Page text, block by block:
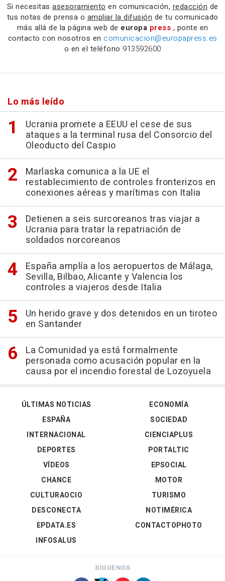
Si necesitas asesoramiento en comunicación, redacción de
tus notas de prensa o ampliar la difusión de tu comunicado
más allá de la página web de europa press , ponte en
contacto con nosotros en comunicacion@europapress.es
o en el teléfono 913592600
Lo más leído
Ucrania promete a EEUU el cese de sus
ataques a la terminal rusa del Consorcio del
Oleoducto del Caspio
Marlaska comunica a la UE el
restablecimiento de controles fronterizos en
conexiones aéreas y marítimas con Italia
Detienen a seis surcoreanos tras viajar a
Ucrania para tratar la repatriación de
soldados norcoreanos
España amplía a los aeropuertos de Málaga,
Sevilla, Bilbao, Alicante y Valencia los
controles a viajeros desde Italia
Un herido grave y dos detenidos en un tiroteo
en Santander
La Comunidad ya está formalmente
personada como acusación popular en la
causa por el incendio forestal de Lozoyuela
ÚLTIMAS NOTICIAS
ESPAÑA
INTERNACIONAL
DEPORTES
VÍDEOS
ECONOMÍA
SOCIEDAD
CIENCIAPLUS
PORTALTIC
EPSOCIAL
CHANCE
CULTURAOCIO
DESCONECTA
EPDATA.ES
INFOSALUS
MOTOR
TURISMO
NOTIMÉRICA
CONTACTOPHOTO
SÍGUENOS